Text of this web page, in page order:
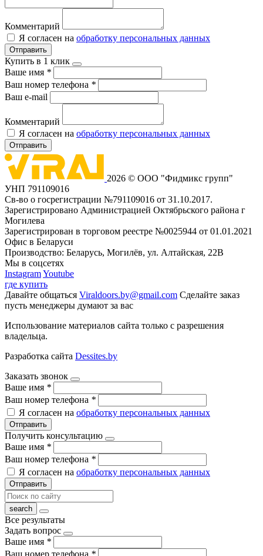
Комментарий
Я согласен на обработку персональных данных
Отправить
Купить в 1 клик
Ваше имя *
Ваш номер телефона *
Ваш e-mail
Комментарий
Я согласен на обработку персональных данных
Отправить
2026 © ООО "Фидмикс групп"
УНП 791109016
Св-во о госрегистрации №791109016 от 31.10.2017.
Зарегистрировано Администрацией Октябрьского района г
Могилева
Зарегистрирован в торговом реестре №0025944 от 01.01.2021
Офис в Беларуси
Производство: Беларусь, Могилёв, ул. Алтайская, 22В
Мы в соцсетях
InstagramYoutube
где купить
Давайте общаться Viraldoors.by@gmail.com Сделайте заказ
пусть менеджеры думают за вас
Использование материалов сайта только с разрешения
владельца.
Разработка сайта Dessites.by
Заказать звонок
Ваше имя *
Ваш номер телефона *
Я согласен на обработку персональных данных
Отправить
Получить консультацию
Ваше имя *
Ваш номер телефона *
Я согласен на обработку персональных данных
Отправить
Все результаты
Задать вопрос
Ваше имя *
Ваш номер телефона *